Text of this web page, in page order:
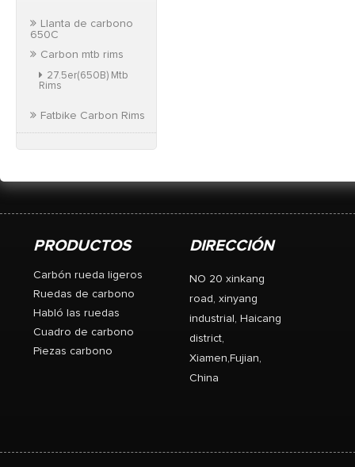
Llanta de carbono
650C
Carbon mtb rims
27.5er(650B) Mtb
Rims
Fatbike Carbon Rims
PRODUCTOS
Carbón rueda ligeros
Ruedas de carbono
Habló las ruedas
Cuadro de carbono
Piezas carbono
DIRECCIÓN
NO 20 xinkang
road, xinyang
industrial, Haicang
district,
Xiamen,Fujian,
China